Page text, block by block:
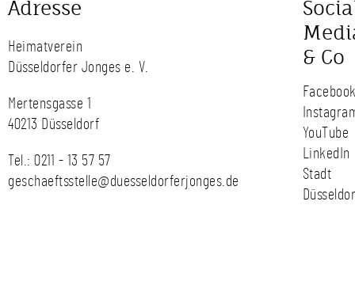
Adresse
Heimatverein
Düsseldorfer Jonges e. V.
Mertensgasse 1
40213 Düsseldorf
Tel.: 0211 - 13 57 57
geschaeftsstelle@duesseldorferjonges.de
& Co
YouTube
LinkedIn
Stadt